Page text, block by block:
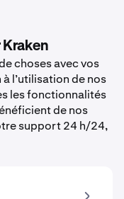
Kraken
choses avec vos
l’utilisation de nos
les fonctionnalités
de nos
support 24 h/24,